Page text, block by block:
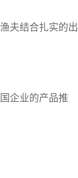
夫结合扎实的出
企业的产品推